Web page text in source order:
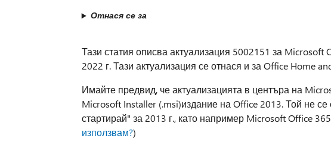
Отнася се за
Тази статия описва актуализация 5002151 за
2022 г. Тази актуализация се отнася и за Office Home
Имайте предвид, че актуализацията в центъра на
Microsoft Installer (.msi)издание на Office 2013. Той не
стартирай" за 2013 г., като например Microsoft Office
използвам?)